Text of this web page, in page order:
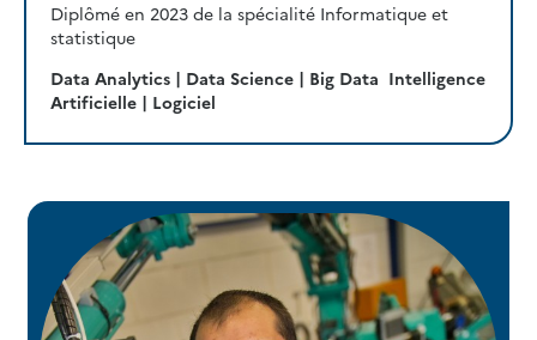
Diplômé en 2023 de la spécialité Informatique et
statistique
Data Analytics | Data Science | Big Data Intelligence
Artificielle | Logiciel